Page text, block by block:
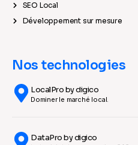
SEO Local
Développement sur mesure
Nos technologies
LocalPro by digico
Dominer le marché local.
DataPro by digico